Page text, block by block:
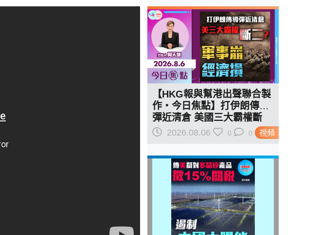
視頻
【HKG報與幫港出聲聯合製
作‧今日焦點】打伊朗傳導
彈近清倉 美國三大霸權斷
二？軍事崩 經濟損
2026.08.06 0 0